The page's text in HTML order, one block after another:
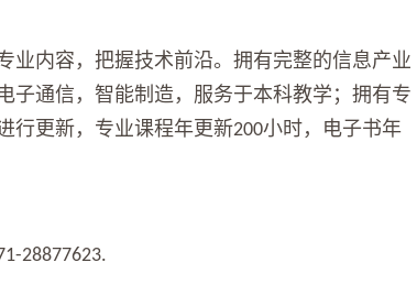
业内容，把握技术前沿。拥有完整的信息产业
子通信，智能制造，服务于本科教学；拥有专
行更新，专业课程年更新200小时，电子书年
28877623.